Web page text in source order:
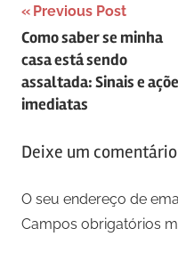
Navegação
de
artigos
Previous Post
Como saber se minha
casa está sendo
assaltada: Sinais e
imediatas
Deixe um comentário
O seu endereço de
Campos obrigatórios